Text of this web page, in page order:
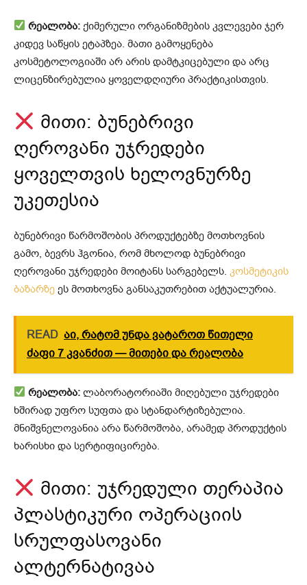
რეალობა: ქიმერული ორგანიზმების კვლევები ჯერ
კიდევ საწყის ეტაპზეა. მათი გამოყენება
კოსმეტოლოგიაში არ არის დამტკიცებული და არც
ლიცენზირებულია ყოველდღიური პრაქტიკისთვის.
მითი: ბუნებრივი
ღეროვანი უჯრედები
ყოველთვის ხელოვნურზე
უკეთესია
ბუნებრივი წარმოშობის პროდუქტებზე მოთხოვნის
გამო, ბევრს ჰგონია, რომ მხოლოდ ბუნებრივი
ღეროვანი უჯრედები მოიტანს სარგებელს. კოსმეტიკის
ბაზარზე ეს მოთხოვნა განსაკუთრებით აქტუალურია.
READ აი, რატომ უნდა ვატაროთ წითელი
ძაფი 7 კვანძით — მითები და რეალობა
რეალობა: ლაბორატორიაში მიღებული უჯრედები
ხშირად უფრო სუფთა და სტანდარტიზებულია.
მნიშვნელოვანია არა წარმოშობა, არამედ პროდუქტის
ხარისხი და სერტიფიცირება.
მითი: უჯრედული თერაპია
პლასტიკური ოპერაციის
სრულფასოვანი
ალტერნატივაა